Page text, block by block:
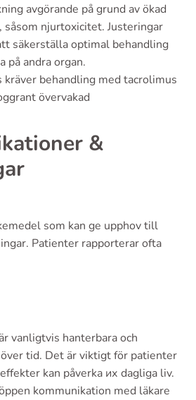
avgörande på grund av ökad
såsom njurtoxicitet. Justeringar
säkerställa optimal behandling
på andra organ.
kräver behandling med tacrolimus
övervakad
&
som kan ge upphov till
Patienter rapporterar ofta
vanligtvis hanterbara och
tid. Det är viktigt för patienter
kan påverka их dagliga liv.
kommunikation med läkare